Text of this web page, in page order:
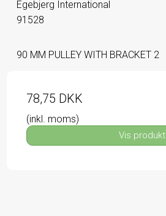
Egebjerg International
91528
90 MM PULLEY WITH BRACKET 2
78,75 DKK
(inkl. moms)
Vis produkt